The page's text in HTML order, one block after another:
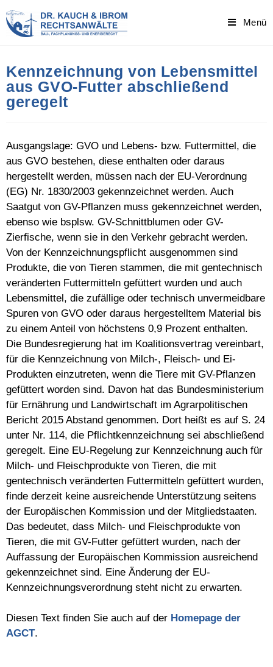
to
content
Menü
Kennzeichnung von Lebensmittel
aus GVO-Futter abschließend
geregelt
Ausgangslage: GVO und Lebens- bzw. Futtermittel, die
aus GVO bestehen, diese enthalten oder daraus
hergestellt werden, müssen nach der EU-Verordnung
(EG) Nr. 1830/2003 gekennzeichnet werden. Auch
Saatgut von GV-Pflanzen muss gekennzeichnet werden,
ebenso wie bsplsw. GV-Schnittblumen oder GV-
Zierfische, wenn sie in den Verkehr gebracht werden.
Von der Kennzeichnungspflicht ausgenommen sind
Produkte, die von Tieren stammen, die mit gentechnisch
veränderten Futtermitteln gefüttert wurden und auch
Lebensmittel, die zufällige oder technisch unvermeidbare
Spuren von GVO oder daraus hergestelltem Material bis
zu einem Anteil von höchstens 0,9 Prozent enthalten.
Die Bundesregierung hat im Koalitionsvertrag vereinbart,
für die Kennzeichnung von Milch-, Fleisch- und Ei-
Produkten einzutreten, wenn die Tiere mit GV-Pflanzen
gefüttert worden sind. Davon hat das Bundesministerium
für Ernährung und Landwirtschaft im Agrarpolitischen
Bericht 2015 Abstand genommen. Dort heißt es auf S. 24
unter Nr. 114, die Pflichtkennzeichnung sei abschließend
geregelt. Eine EU-Regelung zur Kennzeichnung auch für
Milch- und Fleischprodukte von Tieren, die mit
gentechnisch veränderten Futtermitteln gefüttert wurden,
finde derzeit keine ausreichende Unterstützung seitens
der Europäischen Kommission und der Mitgliedstaaten.
Das bedeutet, dass Milch- und Fleischprodukte von
Tieren, die mit GV-Futter gefüttert wurden, nach der
Auffassung der Europäischen Kommission ausreichend
gekennzeichnet sind. Eine Änderung der EU-
Kennzeichnungsverordnung steht nicht zu erwarten.
Diesen Text finden Sie auch auf der Homepage der
AGCT.